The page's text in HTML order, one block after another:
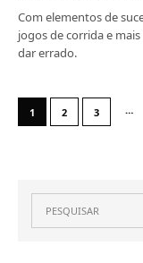
Com elementos de
jogos de corrida e
dar errado.
1 2 3 …